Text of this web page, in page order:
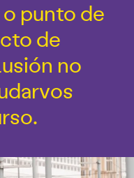
punto de
de
no